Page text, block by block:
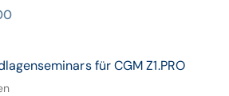
für CGM Z1.PRO